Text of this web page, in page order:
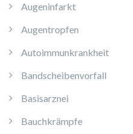
Augeninfarkt
Augentropfen
Autoimmunkrankheit
Bandscheibenvorfall
Basisarznei
Bauchkrämpfe